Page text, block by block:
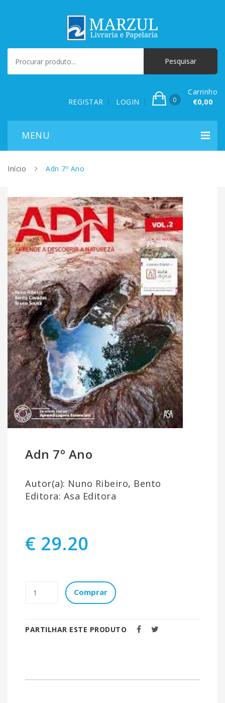
REGISTAR LOGIN 0
Carrinho
€0,00
Início Adn 7º Ano
Adn 7º Ano
Autor(a): Nuno Ribeiro, Bento
Editora: Asa Editora
€ 29.20
Comprar
PARTILHAR ESTE PRODUTO